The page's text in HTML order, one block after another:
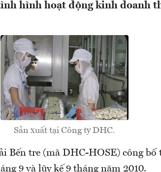
hình hoạt động kinh doanh
Sản xuất tại Công ty DHC.
Bến tre (mã DHC-HOSE) công
9 và lũy kế 9 tháng năm 2010.